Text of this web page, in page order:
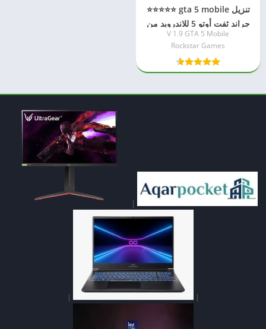
تنزيل gta 5 mobile ⭐⭐⭐⭐⭐
جراند ثفت أوتو 5 للاندرويد من
ميديا فاير
V 1.9 GTA 5 Mobile
Rockstar Games
|
|
|